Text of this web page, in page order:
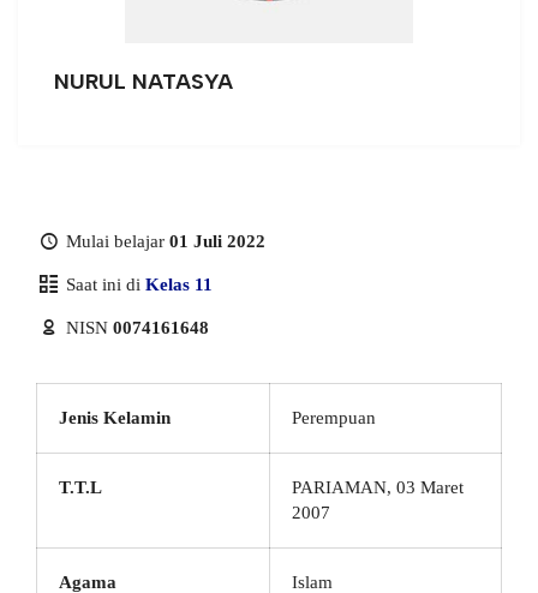
NURUL NATASYA
Mulai belajar 01 Juli 2022
Saat ini di Kelas 11
NISN 0074161648
Jenis Kelamin Perempuan
T.T.L
PARIAMAN, 03 Maret
2007
Agama Islam